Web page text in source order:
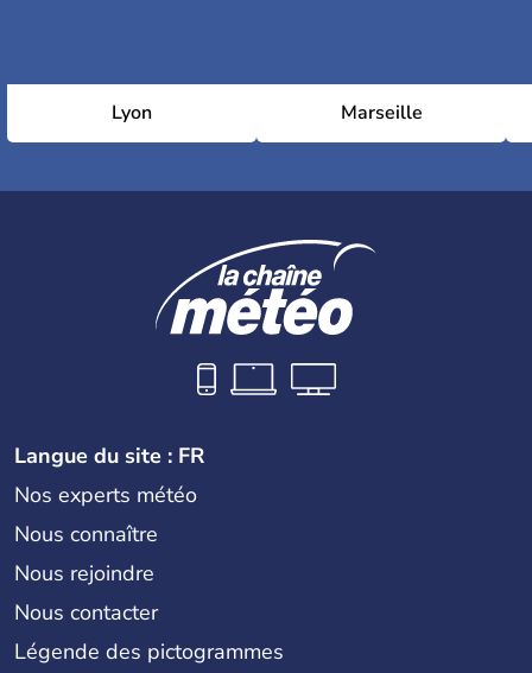
Lyon Marseille
Langue du site : FR
Nos experts météo
Nous connaître
Nous rejoindre
Nous contacter
Légende des pictogrammes